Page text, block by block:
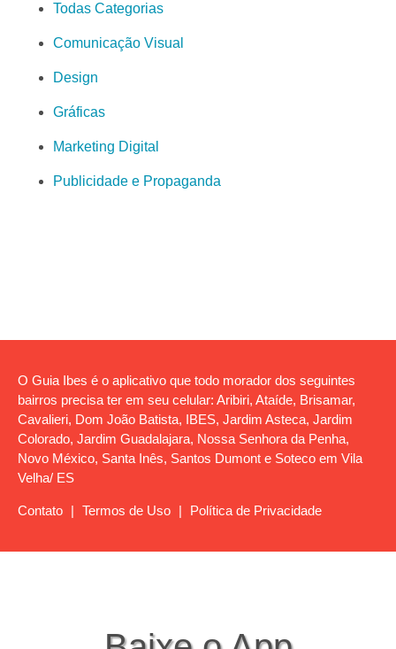
Todas Categorias
Comunicação Visual
Design
Gráficas
Marketing Digital
Publicidade e Propaganda
O Guia Ibes é o aplicativo que todo morador dos seguintes
bairros precisa ter em seu celular: Aribiri, Ataíde, Brisamar,
Cavalieri, Dom João Batista, IBES, Jardim Asteca, Jardim
Colorado, Jardim Guadalajara, Nossa Senhora da Penha,
Novo México, Santa Inês, Santos Dumont e Soteco em Vila
Velha/ ES
Contato | Termos de Uso | Política de Privacidade